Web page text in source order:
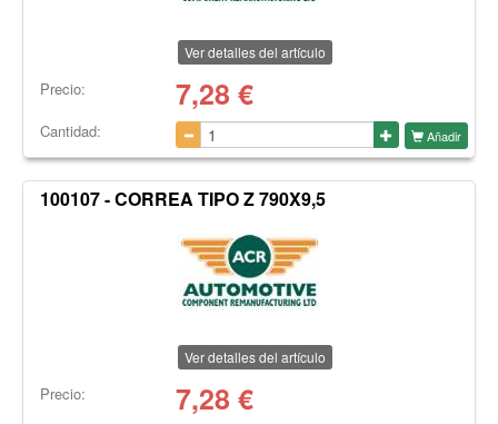
Ver detalles del artículo
Precio: 7,28 €
Cantidad: Añadir
100107 - CORREA TIPO Z 790X9,5
Ver detalles del artículo
Precio: 7,28 €